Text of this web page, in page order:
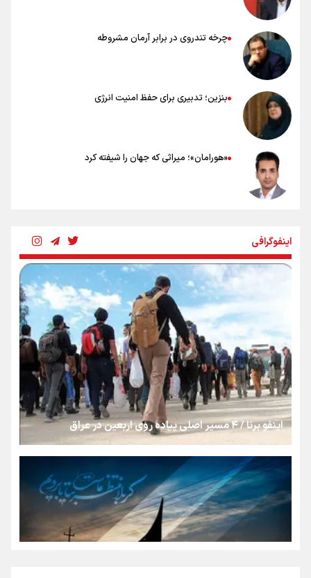
چرخه تندروی در برابر آرمان مشروطه
بنزین؛ تدبیری برای حفظ امنیت انرژی
«هورامان»؛ میراثی که جهان را شیفته کرد
رسانه ملی و حق مردم برای شنیدن صدای رئیس‌جمهوری
روایت ایران از کنار مردم
از طلوع خیابان‌ها تا غروب اشک
جمله‌ای که بغض چهارماهه را شکست؛ «آهای مردم، آقا از
تهران رفتند»
سه حسرتی که به دلم ماند
اینفوگرافی
اینفو برنا / ۴ مسیر اصلی پیاده روی اربعین در عراق